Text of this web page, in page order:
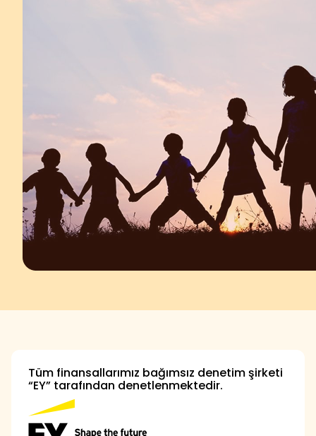
Tüm finansallarımız bağımsız denetim şirketi
“EY” tarafından denetlenmektedir.